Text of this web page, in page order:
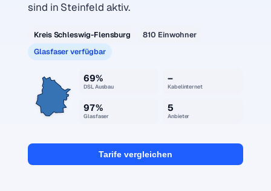
sind in Steinfeld aktiv.
Kreis Schleswig-Flensburg
810 Einwohner
Glasfaser verfügbar
69%
DSL Ausbau
–
Kabelinternet
97%
Glasfaser
5
Anbieter
Tarife vergleichen